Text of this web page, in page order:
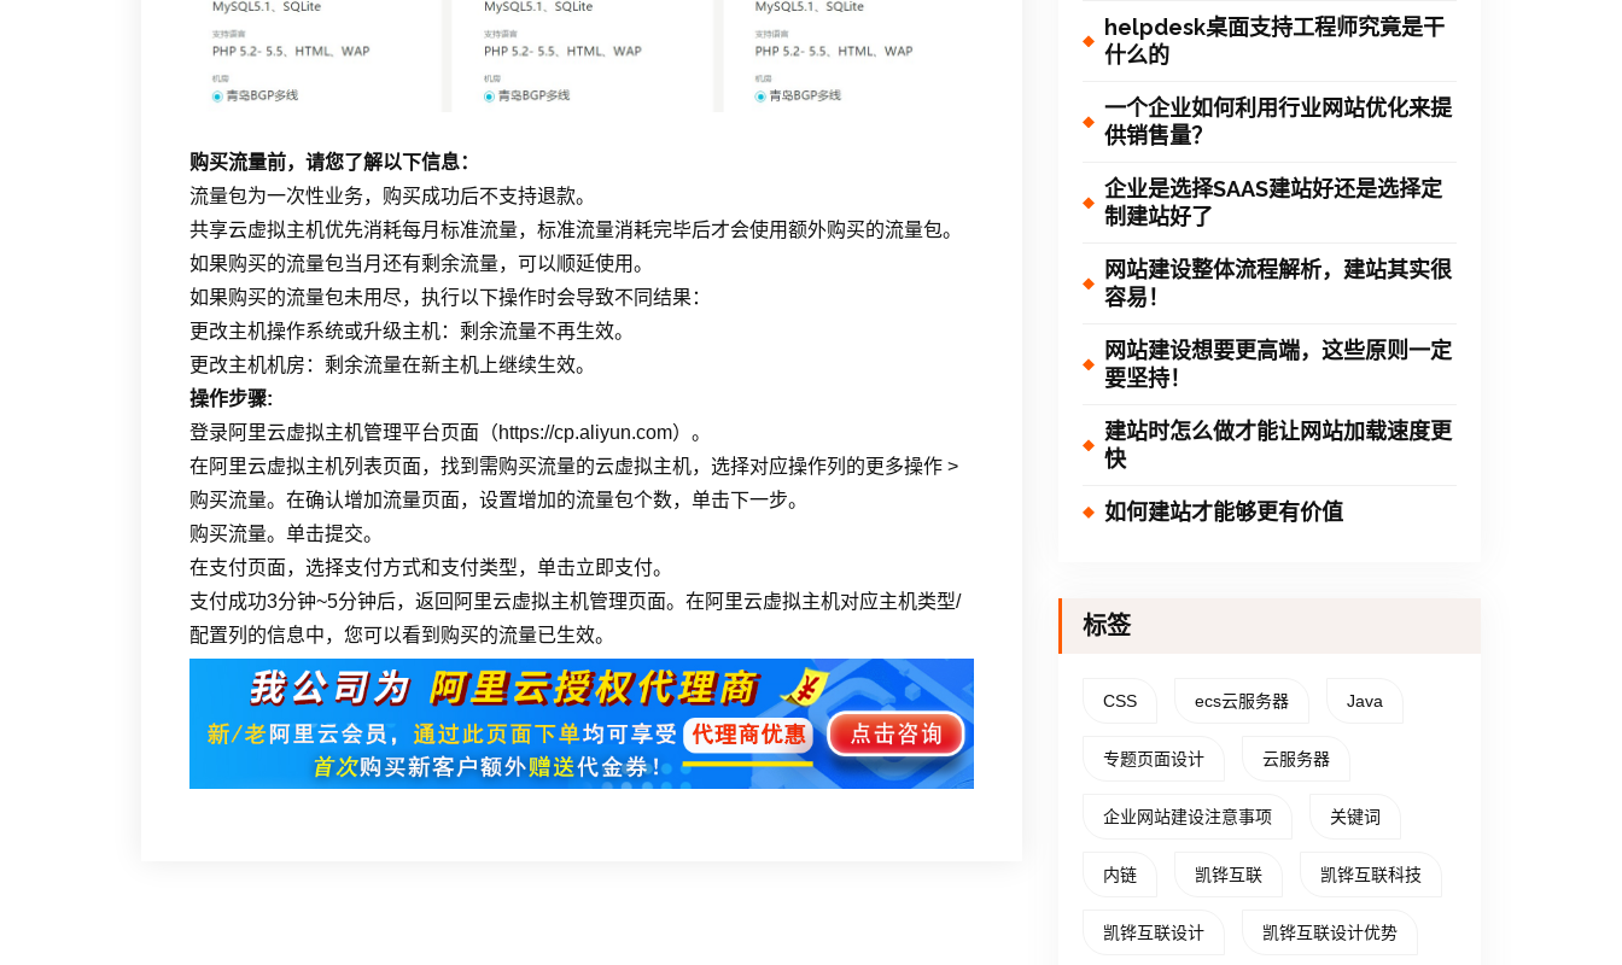
购买流量前，请您了解以下信息：
流量包为一次性业务，购买成功后不支持退款。
共享云虚拟主机优先消耗每月标准流量，标准流量消耗完毕后才会使用额外购买的流量包。
如果购买的流量包当月还有剩余流量，可以顺延使用。
如果购买的流量包未用尽，执行以下操作时会导致不同结果：
更改主机操作系统或升级主机：剩余流量不再生效。
更改主机机房：剩余流量在新主机上继续生效。
操作步骤:
登录阿里云虚拟主机管理平台页面（https://cp.aliyun.com）。
在阿里云虚拟主机列表页面，找到需购买流量的云虚拟主机，选择对应操作列的更多操作 >
购买流量。在确认增加流量页面，设置增加的流量包个数，单击下一步。
购买流量。单击提交。
在支付页面，选择支付方式和支付类型，单击立即支付。
支付成功3分钟~5分钟后，返回阿里云虚拟主机管理页面。在阿里云虚拟主机对应主机类型/
配置列的信息中，您可以看到购买的流量已生效。
helpdesk桌面支持工程师究竟是干
什么的
一个企业如何利用行业网站优化来提
供销售量？
企业是选择SAAS建站好还是选择定
制建站好了
网站建设整体流程解析，建站其实很
容易！
网站建设想要更高端，这些原则一定
要坚持！
建站时怎么做才能让网站加载速度更
快
如何建站才能够更有价值
标签
CSS ecs云服务器 Java
专题页面设计 云服务器
企业网站建设注意事项 关键词
内链 凯铧互联 凯铧互联科技
凯铧互联设计 凯铧互联设计优势